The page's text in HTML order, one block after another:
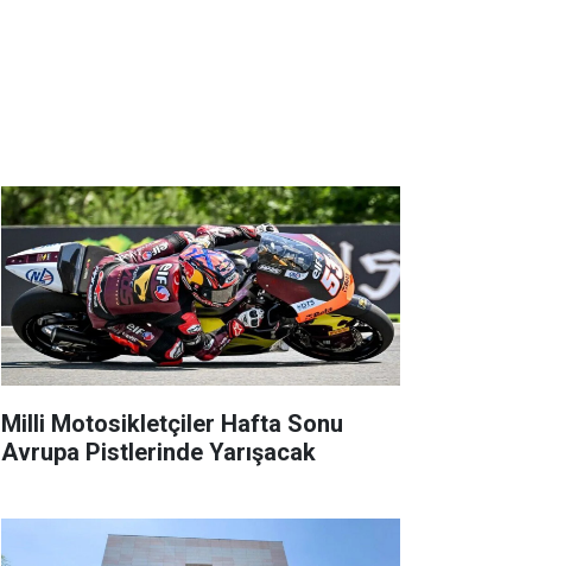
Milli Motosikletçiler Hafta Sonu
Avrupa Pistlerinde Yarışacak